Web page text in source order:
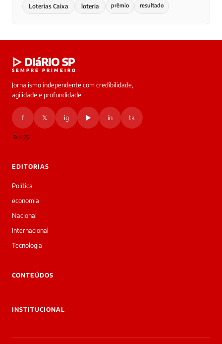
Loterias Caixa loteria prêmio resultado
▷ DIáRIO SP
SEMPRE PRIMEIRO
Jornalismo independente com credibilidade,
agilidade e profundidade.
f 𝕏 ig ▶ in tk
RSS
EDITORIAS
Política
economia
Nacional
Internacional
Tecnologia
CONTEÚDOS
INSTITUCIONAL